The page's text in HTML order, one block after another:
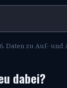
Daten zu Auf- und
dabei?